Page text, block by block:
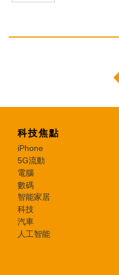
科技焦點
iPhone
5G流動
電腦
數碼
智能家居
科技
汽車
人工智能